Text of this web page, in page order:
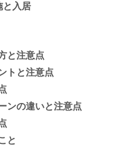
と入居
と注意点
トと注意点
ンの違いと注意点
と